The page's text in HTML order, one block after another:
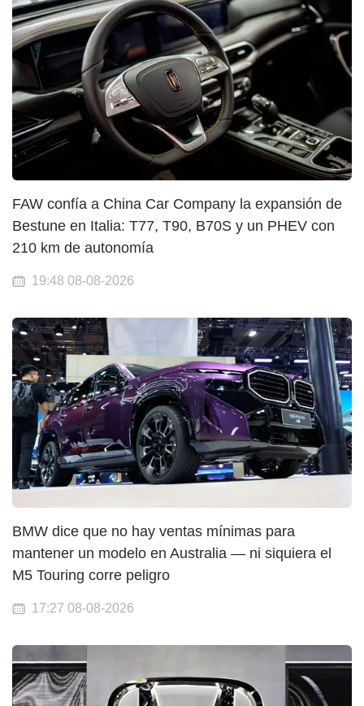
FAW confía a China Car Company la expansión de
Bestune en Italia: T77, T90, B70S y un PHEV con
210 km de autonomía
19:48 08-08-2026
BMW dice que no hay ventas mínimas para
mantener un modelo en Australia — ni siquiera el
M5 Touring corre peligro
17:27 08-08-2026